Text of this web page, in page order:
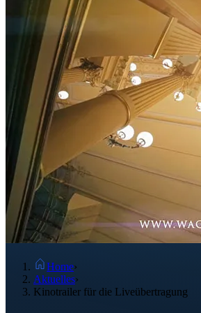
Home›
Aktuelles›
Kinotrailer für die Liveübertragung